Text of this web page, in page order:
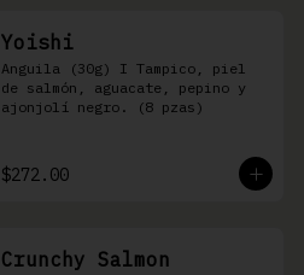
Yoishi
Anguila (30g) I Tampico, piel
de salmón, aguacate, pepino y
ajonjolí negro. (8 pzas)
$272.00
Crunchy Salmon